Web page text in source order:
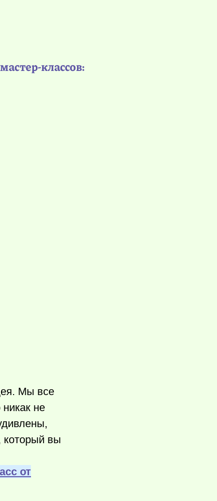
классов:
Мы все
не
который вы
от